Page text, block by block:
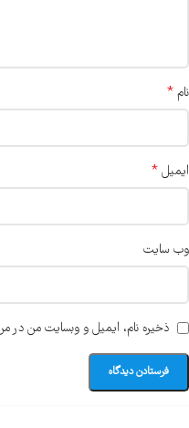
نام *
ایمیل *
وب‌ سایت
ذخیره نام، ایمیل و وبسایت من در